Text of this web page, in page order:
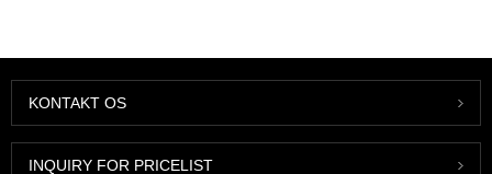
KONTAKT OS
INQUIRY FOR PRICELIST